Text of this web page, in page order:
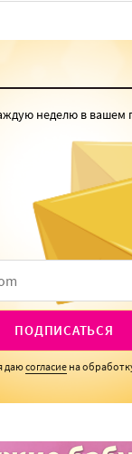
неделю в вашем
ПОДПИСАТЬСЯ
даюсогласие на